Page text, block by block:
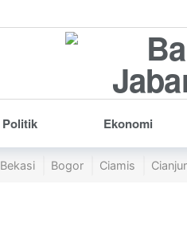
Politik Ekonomi
Bekasi Bogor Ciamis Cianjur